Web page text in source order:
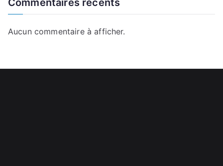
Commentaires récents
Aucun commentaire à afficher.